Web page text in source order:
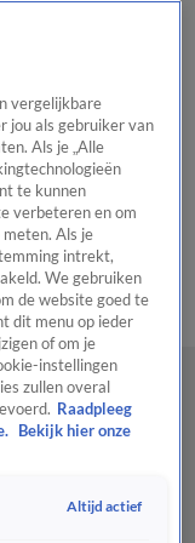
van Hart
Tip de
redactiePanelVideo's
vergelijkbare
jou als gebruiker van
Als je „Alle
te kunnen
verbeteren en om
Als je
intrekt,
We gebruiken
de website goed te
dit menu op ieder
of om je
instellingen
zullen overal
Raadpleeg
Bekijk hier onze
Altijd actief